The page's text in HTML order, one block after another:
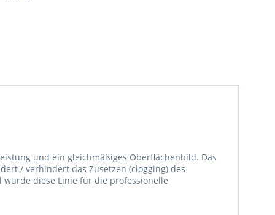
und ein gleichmäßiges Oberflächenbild. Das
/ verhindert das Zusetzen (clogging) des
wurde diese Linie für die professionelle